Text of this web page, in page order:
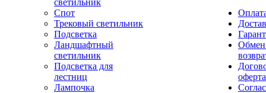
светильник
Спот
Трековый светильник
Подсветка
Ландшафтный
светильник
Подсветка для
лестниц
Лампочка
оферта